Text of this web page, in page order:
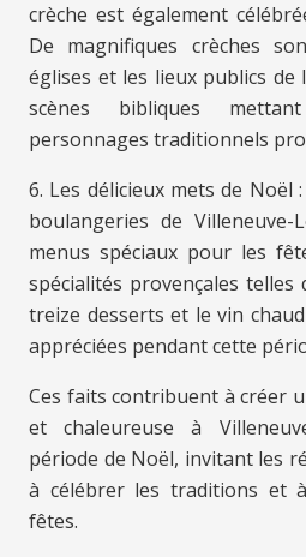
crèche est également
De magnifiques crèches
églises et les lieux publics de
scènes bibliques
personnages traditionnels
6. Les délicieux mets de Noël
boulangeries de
menus spéciaux pour les
spécialités provençales telles
treize desserts et le vin
appréciées pendant cette
Ces faits contribuent à créer
et chaleureuse à
période de Noël, invitant les
à célébrer les traditions et
fêtes.